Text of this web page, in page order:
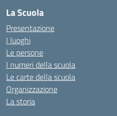
La Scuola
Presentazione
I luoghi
Le persone
I numeri della scuola
Le carte della scuola
Organizzazione
La storia